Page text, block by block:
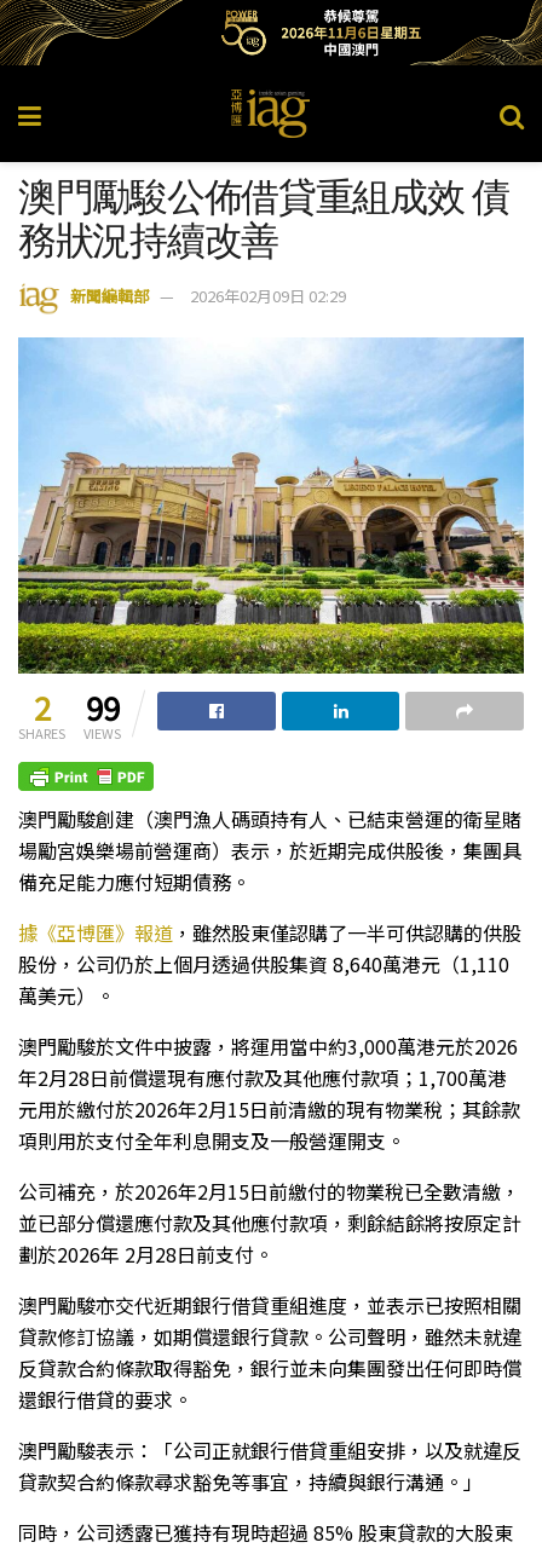
澳門勵駿公佈借貸重組成效 債
務狀況持續改善
新聞編輯部 2026年02月09日 02:29
2
SHARES
99
VIEWS
澳門勵駿創建（澳門漁人碼頭持有人、已結束營運的衛星賭
場勵宮娛樂場前營運商）表示，於近期完成供股後，集團具
備充足能力應付短期債務。
據《亞博匯》報道 ，雖然股東僅認購了一半可供認購的供股
股份，公司仍於上個月透過供股集資 8,640萬港元（1,110
萬美元）。
澳門勵駿於文件中披露，將運用當中約3,000萬港元於2026
年2月28日前償還現有應付款及其他應付款項；1,700萬港
元用於繳付於2026年2月15日前清繳的現有物業稅；其餘款
項則用於支付全年利息開支及一般營運開支。
公司補充，於2026年2月15日前繳付的物業稅已全數清繳，
並已部分償還應付款及其他應付款項，剩餘結餘將按原定計
劃於2026年 2月28日前支付。
澳門勵駿亦交代近期銀行借貸重組進度，並表示已按照相關
貸款修訂協議，如期償還銀行貸款。公司聲明，雖然未就違
反貸款合約條款取得豁免，銀行並未向集團發出任何即時償
還銀行借貸的要求。
澳門勵駿表示：「公司正就銀行借貸重組安排，以及就違反
貸款契合約條款尋求豁免等事宜，持續與銀行溝通。」
同時，公司透露已獲持有現時超過 85% 股東貸款的大股東